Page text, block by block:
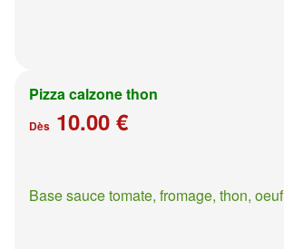
Pizza calzone thon
Dès 10.00 €
Base sauce tomate, fromage, thon, oeuf